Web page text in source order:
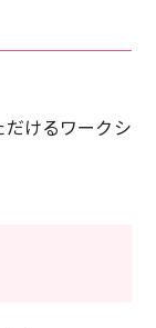
けるワークシ